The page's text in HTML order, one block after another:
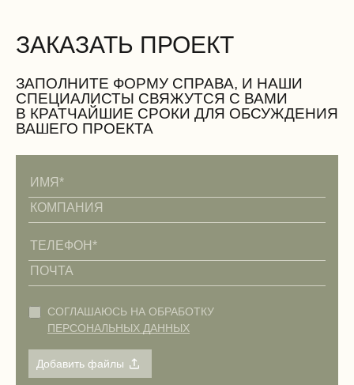
Вентиляционные работы (демонтаж)
ЗАКАЗАТЬ ПРОЕКТ
ЗАПОЛНИТЕ ФОРМУ СПРАВА, И НАШИ
СПЕЦИАЛИСТЫ СВЯЖУТСЯ С ВАМИ
В КРАТЧАЙШИЕ СРОКИ ДЛЯ ОБСУЖДЕНИЯ
ВАШЕГО ПРОЕКТА
СОГЛАШАЮСЬ НА ОБРАБОТКУ
ПЕРСОНАЛЬНЫХ ДАННЫХ